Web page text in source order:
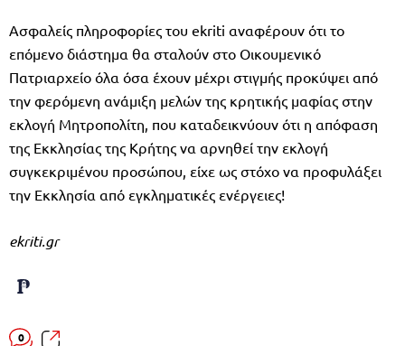
Ασφαλείς πληροφορίες του ekriti αναφέρουν ότι το
επόμενο διάστημα θα σταλούν στο Οικουμενικό
Πατριαρχείο όλα όσα έχουν μέχρι στιγμής προκύψει από
την φερόμενη ανάμιξη μελών της κρητικής μαφίας στην
εκλογή Μητροπολίτη, που καταδεικνύουν ότι η απόφαση
της Εκκλησίας της Κρήτης να αρνηθεί την εκλογή
συγκεκριμένου προσώπου, είχε ως στόχο να προφυλάξει
την Εκκλησία από εγκληματικές ενέργειες!
ekriti.gr
0